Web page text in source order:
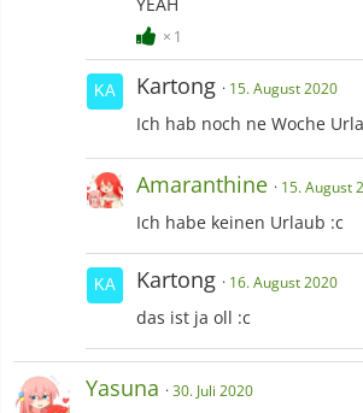
1
Kartong 15. August 2020
Ich hab noch ne Woche
Amaranthine 15. August
Ich habe keinen Urlaub :c
Kartong 16. August 2020
das ist ja oll :c
Yasuna 30. Juli 2020